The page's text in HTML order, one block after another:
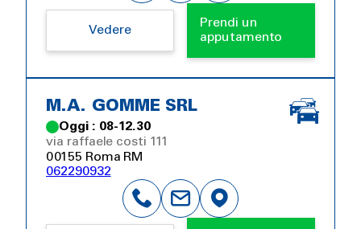
Vedere
Prendi un
apputamento
M.A. GOMME SRL
Oggi : 08-12.30
via raffaele costi 111
00155 Roma RM
062290932